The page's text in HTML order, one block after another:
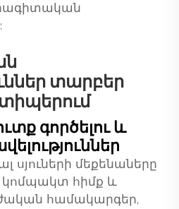
տարբեր
գործելու և
սյուների մեքենաները
կոմպակտ հիմք և
համակարգեր,